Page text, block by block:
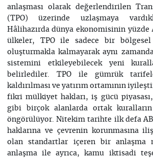
anlaşması olarak değerlendirilen
(TPO) üzerinde uzlaşmaya
Hâlihazırda dünya ekonomisinin yüzde
ülkeler, TPO ile sadece bir bölgesel
oluşturmakla kalmayarak aynı
sistemini etkileyebilecek yeni
belirlediler. TPO ile gümrük
kaldırılması ve yatırım ortamının
fikri mülkiyet hakları, iş gücü
gibi birçok alanlarda ortak
öngörülüyor. Nitekim tarihte ilk defa
haklarına ve çevrenin korunmasına
olan standartlar içeren bir anlaşma
anlaşma ile ayrıca, kamu iktisadi